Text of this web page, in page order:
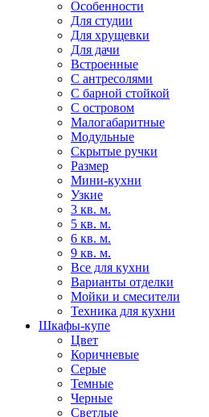
Особенности
Для студии
Для хрущевки
Для дачи
Встроенные
С антресолями
С барной стойкой
С островом
Малогабаритные
Модульные
Скрытые ручки
Размер
Мини-кухни
Узкие
3 кв. м.
5 кв. м.
6 кв. м.
9 кв. м.
Все для кухни
Варианты отделки
Мойки и смесители
Техника для кухни
Шкафы-купе
Цвет
Коричневые
Серые
Темные
Черные
Светлые